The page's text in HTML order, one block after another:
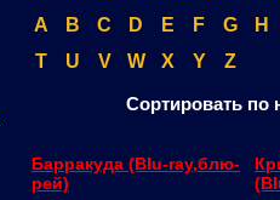
A
B C D E F G
H
T
U V W X Y Z
Сортировать
Барракуда (Blu-ray,блю-
рей)